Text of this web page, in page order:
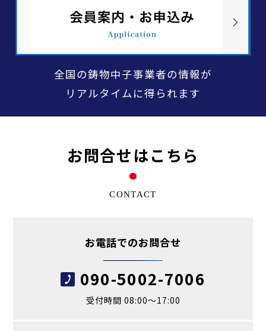
全国の鋳物中子事業者の情報が
リアルタイムに得られます
お問合せはこちら
CONTACT
お電話でのお問合せ
090-5002-7006
受付時間 08:00～17:00